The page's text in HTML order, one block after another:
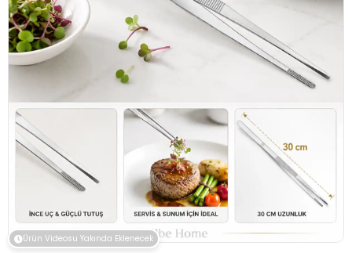
Ürün Videosu Yakında Eklenecek